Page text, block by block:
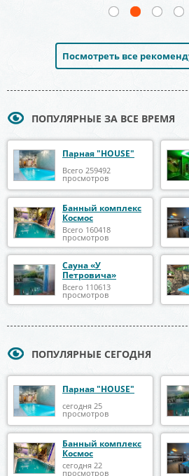
Посмотреть все
ПОПУЛЯРНЫЕ ЗА ВСЕ ВРЕМЯ
Парная "HOUSE"
Всего 259492
просмотров
Банный комплекс
Космос
Всего 160418
просмотров
Сауна «У
Петровича»
Всего 110613
просмотров
ПОПУЛЯРНЫЕ СЕГОДНЯ
Парная "HOUSE"
сегодня 25
просмотров
Банный комплекс
Космос
сегодня 22
просмотров